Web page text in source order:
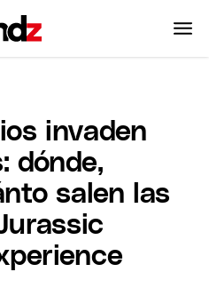
invaden
dónde,
salen las